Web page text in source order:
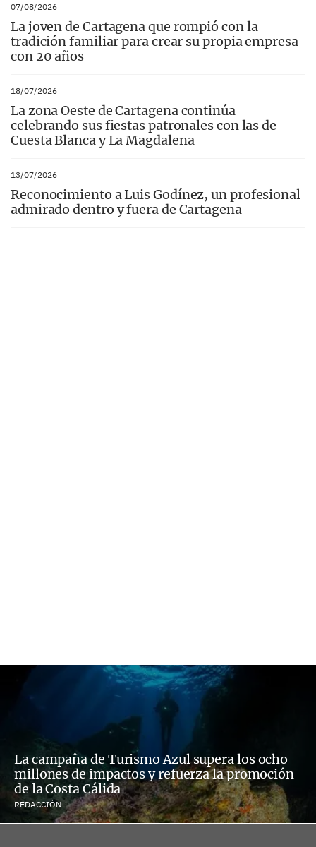
07/08/2026
La joven de Cartagena que rompió con la
tradición familiar para crear su propia empresa
con 20 años
18/07/2026
La zona Oeste de Cartagena continúa
celebrando sus fiestas patronales con las de
Cuesta Blanca y La Magdalena
13/07/2026
Reconocimiento a Luis Godínez, un profesional
admirado dentro y fuera de Cartagena
La campaña de Turismo Azul supera los ocho
millones de impactos y refuerza la promoción
de la Costa Cálida
REDACCIÓN